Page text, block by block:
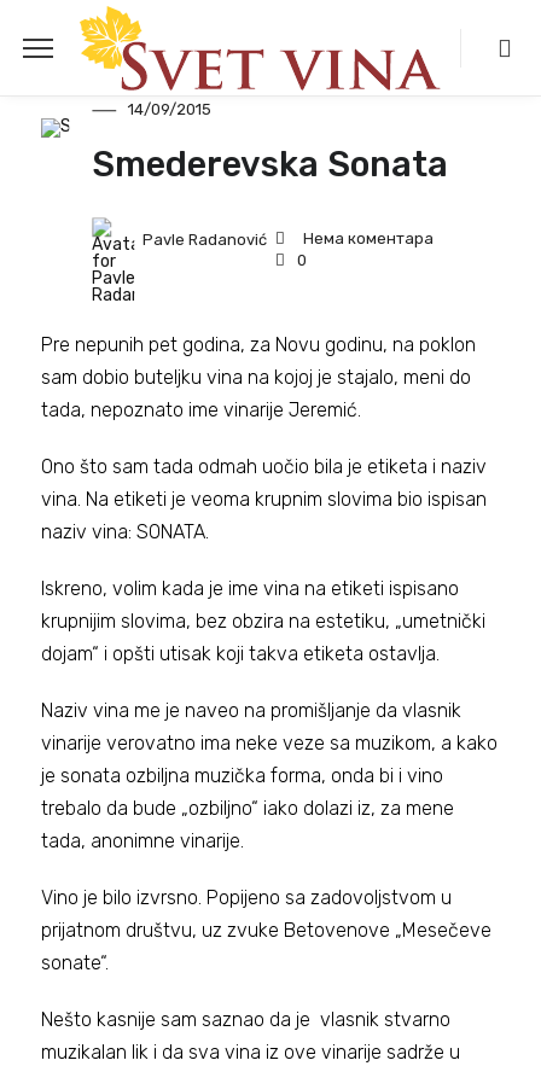
Vinske Recenzije
14/09/2015
Smederevska Sonata
Pavle Radanović
Нема коментара
0
Pre nepunih pet godina, za Novu godinu, na poklon
sam dobio buteljku vina na kojoj je stajalo, meni do
tada, nepoznato ime vinarije Jeremić.
Ono što sam tada odmah uočio bila je etiketa i naziv
vina. Na etiketi je veoma krupnim slovima bio ispisan
naziv vina: SONATA.
Iskreno, volim kada je ime vina na etiketi ispisano
krupnijim slovima, bez obzira na estetiku, „umetnički
dojam“ i opšti utisak koji takva etiketa ostavlja.
Naziv vina me je naveo na promišljanje da vlasnik
vinarije verovatno ima neke veze sa muzikom, a kako
je sonata ozbiljna muzička forma, onda bi i vino
trebalo da bude „ozbiljno“ iako dolazi iz, za mene
tada, anonimne vinarije.
Vino je bilo izvrsno. Popijeno sa zadovoljstvom u
prijatnom društvu, uz zvuke Betovenove „Mesečeve
sonate“.
Nešto kasnije sam saznao da je vlasnik stvarno
muzikalan lik i da sva vina iz ove vinarije sadrže u